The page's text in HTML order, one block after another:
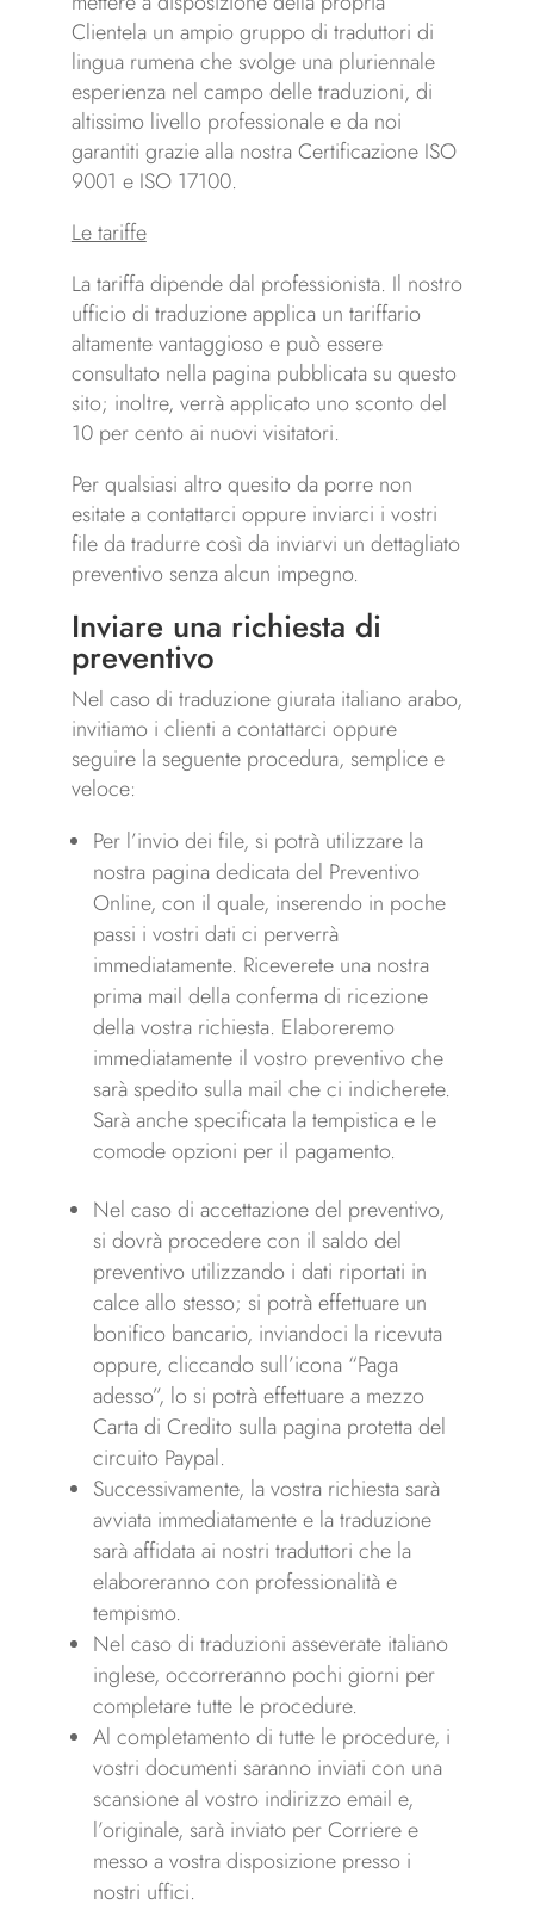
Clientela un ampio gruppo di traduttori di
lingua rumena che svolge una pluriennale
esperienza nel campo delle traduzioni, di
altissimo livello professionale e da noi
garantiti grazie alla nostra Certificazione ISO
9001 e ISO 17100.
Le tariffe
La tariffa dipende dal professionista. Il nostro
ufficio di traduzione applica un tariffario
altamente vantaggioso e può essere
consultato nella pagina pubblicata su questo
sito; inoltre, verrà applicato uno sconto del
10 per cento ai nuovi visitatori.
Per qualsiasi altro quesito da porre non
esitate a contattarci oppure inviarci i vostri
file da tradurre così da inviarvi un dettagliato
preventivo senza alcun impegno.
Inviare una richiesta di
preventivo
Nel caso di traduzione giurata italiano arabo,
invitiamo i clienti a contattarci oppure
seguire la seguente procedura, semplice e
veloce:
Per l’invio dei file, si potrà utilizzare la
nostra pagina dedicata del Preventivo
Online, con il quale, inserendo in poche
passi i vostri dati ci perverrà
immediatamente. Riceverete una nostra
prima mail della conferma di ricezione
della vostra richiesta. Elaboreremo
immediatamente il vostro preventivo che
sarà spedito sulla mail che ci indicherete.
Sarà anche specificata la tempistica e le
comode opzioni per il pagamento.
Nel caso di accettazione del preventivo,
si dovrà procedere con il saldo del
preventivo utilizzando i dati riportati in
calce allo stesso; si potrà effettuare un
bonifico bancario, inviandoci la ricevuta
oppure, cliccando sull’icona “Paga
adesso”, lo si potrà effettuare a mezzo
Carta di Credito sulla pagina protetta del
circuito Paypal.
Successivamente, la vostra richiesta sarà
avviata immediatamente e la traduzione
sarà affidata ai nostri traduttori che la
elaboreranno con professionalità e
tempismo.
Nel caso di traduzioni asseverate italiano
inglese, occorreranno pochi giorni per
completare tutte le procedure.
Al completamento di tutte le procedure, i
vostri documenti saranno inviati con una
scansione al vostro indirizzo email e,
l’originale, sarà inviato per Corriere e
messo a vostra disposizione presso i
nostri uffici.